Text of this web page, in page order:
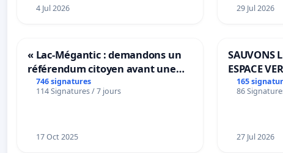
d'autres atteintes graves comme le cancer et les
Nous espérons une prise de contact ainsi qu’une prise
Pour plus d'informations, visitez notre site web à
Avec nos remerciements et nos respectueuses
Au nom des personnes concernées et de l'association
4 Jul 2026
29 Jul 2026
« Lac-Mégantic : demandons un
référendum citoyen avant une
transformation irréversible de
notre territoire »
746 signatures
114 Signatures / 7 jours
17 Oct 2025
SAUVONS
ESPACE
BOUGERIES
165
86
27 Jul 2026